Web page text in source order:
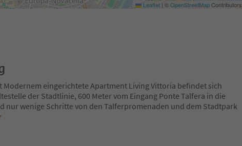
Leaflet | ©OpenStreetMapContributors
Modernem eingerichtete Apartment Living Vittoria befindet sich
der Stadtlinie, 600 Meter vom Eingang Ponte Talfera in die
nur wenige Schritte von den Talferpromenaden und dem Stadtpark